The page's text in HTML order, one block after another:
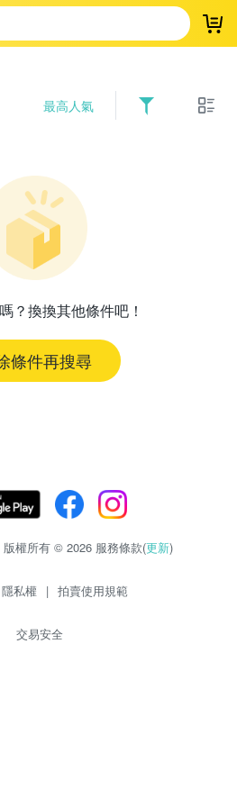
登
最高人氣
？換換其他條件吧！
條件再搜尋
版權所有 © 2026 服務條款(更新)
隱私權 | 拍賣使用規範
交易安全